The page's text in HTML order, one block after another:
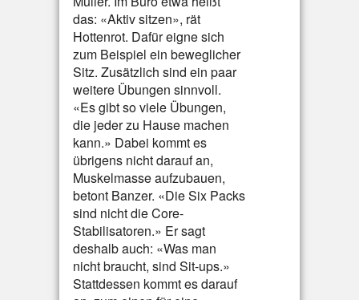
das: «Aktiv sitzen», rät
Hottenrot. Dafür eigne sich
zum Beispiel ein beweglicher
Sitz. Zusätzlich sind ein paar
weitere Übungen sinnvoll.
«Es gibt so viele Übungen,
die jeder zu Hause machen
kann.» Dabei kommt es
übrigens nicht darauf an,
Muskelmasse aufzubauen,
betont Banzer. «Die Six Packs
sind nicht die Core-
Stabilisatoren.» Er sagt
deshalb auch: «Was man
nicht braucht, sind Sit-ups.»
Stattdessen kommt es darauf